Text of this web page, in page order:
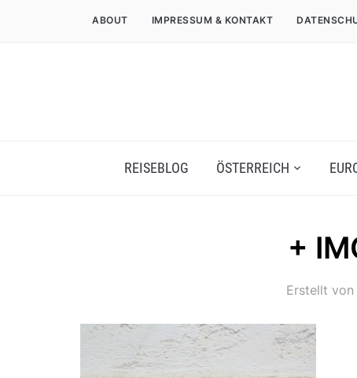
ABOUT IMPRESSUM & KONTAKT
REISEBLOG ÖSTERREICH
+
Erstellt von